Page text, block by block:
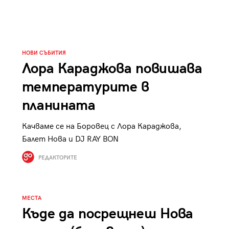
НОВИ СЪБИТИЯ
Лора Караджова повишава
температурите в
планината
Качваме се на Боровец с Лора Караджова,
Балет Нова и DJ RAY BON
РЕДАКТОРИТЕ
МЕСТА
Къде да посрещнеш Нова
29